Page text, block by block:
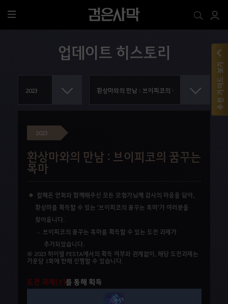
전
체
업데이트 히스토리
2023
환상마와의 만남 : 브이피코의 꿈꾸는
목마
칼페온 연회와 함께해주신 모든 모험가님께 감사의 마음을 담아,
환상마를 획득할 수 있는 '브이피코의 꿈꾸는 목마'가 여러분을
찾아옵니다.
브이피코의 꿈꾸는 목마를 획득할 수 있는 도전 과제가
추가되었습니다.
※ 2023 하이델 FESTA에서의 획득 여부와 관계없이, 해당 도전과제는
가문당 1회에 한해 진행할 수 있습니다.
도전 과제(Y)를 통해 획득
추천 가이드 보기